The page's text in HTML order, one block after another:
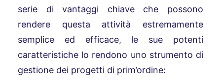
serie di vantaggi chiave che possono
rendere questa attività estremamente
semplice ed efficace, le sue potenti
caratteristiche lo rendono uno strumento di
gestione dei progetti di prim’ordine: